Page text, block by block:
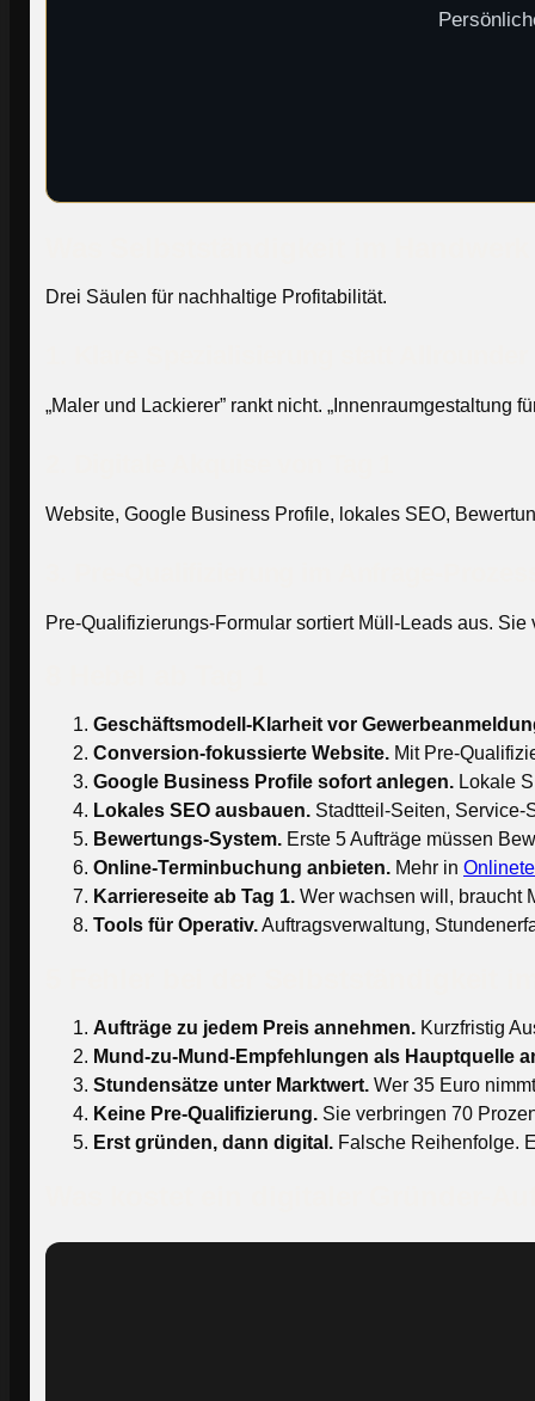
Drei Säulen für nachhaltige Profitabilität.
„Maler und Lackierer” rankt nicht.
Website, Google Business Profile, lokales SEO,
Pre-Qualifizierungs-Formular sortiert Müll-Leads aus.
Geschäftsmodell-Klarheit vor
Conversion-fokussierte Website. Mit Pre-
Google Business Profile sofort anlegen. Lokale
Lokales SEO ausbauen. Stadtteil-Seiten, Service-
Bewertungs-System. Erste 5 Aufträge müssen
Online-Terminbuchung anbieten. Mehr in
Karriereseite ab Tag 1. Wer wachsen will, braucht
Tools für Operativ.Auftragsverwaltung,
Aufträge zu jedem Preis annehmen. Kurzfristig
Mund-zu-Mund-Empfehlungen als Hauptquelle
Stundensätze unter Marktwert. Wer 35 Euro
Keine Pre-Qualifizierung. Sie verbringen 70
Erst gründen, dann digital. Falsche Reihenfolge.